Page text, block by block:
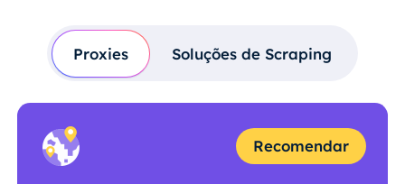
Proxies Soluções de Scraping
Recomendar